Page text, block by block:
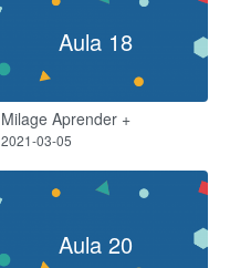
Aula 18
Milage Aprender +
2021-03-05
Aula 20